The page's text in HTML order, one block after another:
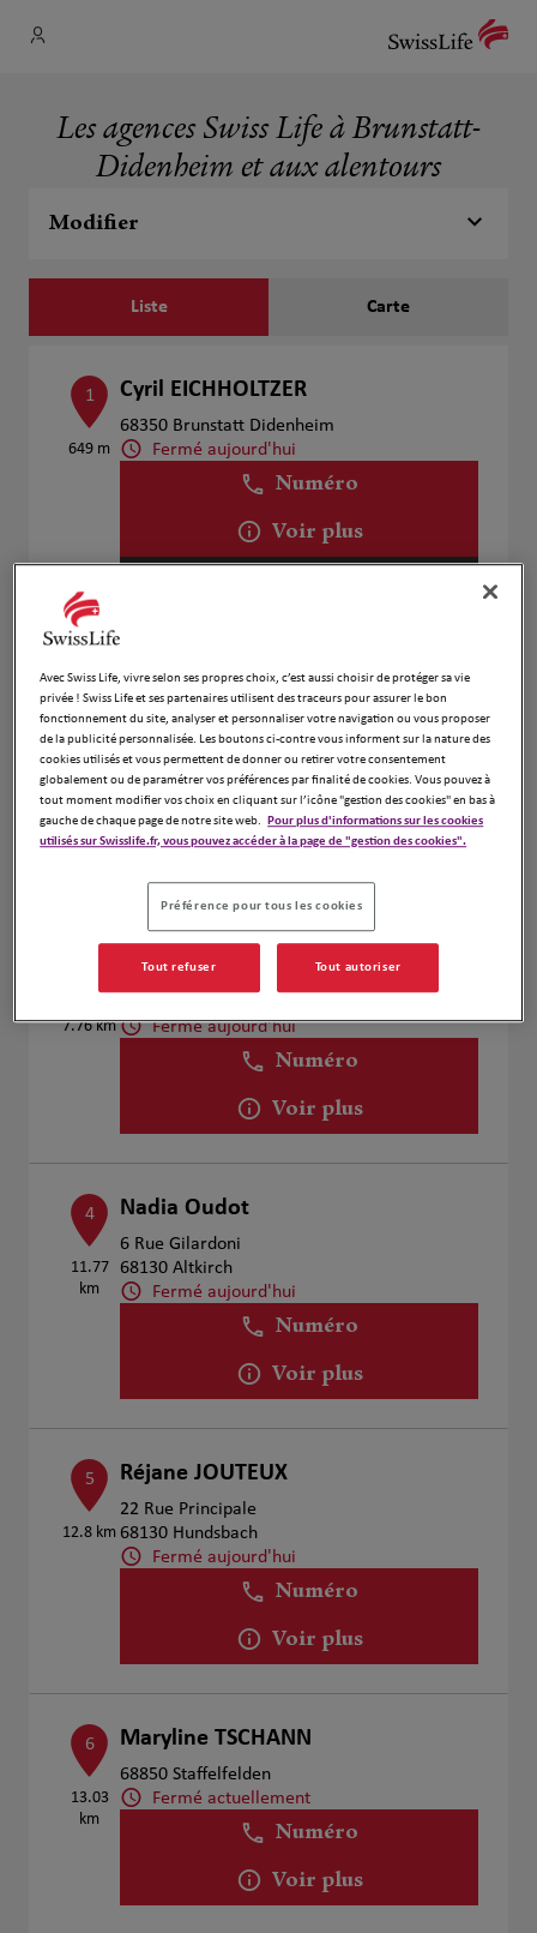
Les agences Swiss Life à Brunstatt-
Didenheim et aux alentours
Modifier
Liste Carte
1
649 m
Cyril EICHHOLTZER
68350 Brunstatt Didenheim
Fermé aujourd'hui
Numéro
Voir plus
2
2.7 km
Christian Piccinelli
5 rue Victor SCHOELCHER
68200 MULHOUSE
Fermé aujourd'hui
Ouvert sur rdv 09:00 - 13:00
Numéro
7.76 km
Jérôme COUTURIER
Fermé aujourd'hui
Numéro
Voir plus
4
11.77
km
Nadia Oudot
6 Rue Gilardoni
68130 Altkirch
Fermé aujourd'hui
Numéro
Voir plus
5
12.8 km
Réjane JOUTEUX
22 Rue Principale
68130 Hundsbach
Fermé aujourd'hui
Numéro
Voir plus
6
13.03
km
Maryline TSCHANN
68850 Staffelfelden
Fermé actuellement
Numéro
Voir plus
Avec Swiss Life, vivre selon ses propres choix, c’est aussi choisir de protéger sa vie
privée ! Swiss Life et ses partenaires utilisent des traceurs pour assurer le bon
fonctionnement du site, analyser et personnaliser votre navigation ou vous proposer
de la publicité personnalisée. Les boutons ci-contre vous informent sur la nature des
cookies utilisés et vous permettent de donner ou retirer votre consentement
globalement ou de paramétrer vos préférences par finalité de cookies. Vous pouvez à
tout moment modifier vos choix en cliquant sur l’icône "gestion des cookies" en bas à
gauche de chaque page de notre site web. Pour plus d'informations sur les cookies
utilisés sur Swisslife.fr, vous pouvez accéder à la page de "gestion des cookies".
Préférence pour tous les cookies
Tout refuser Tout autoriser